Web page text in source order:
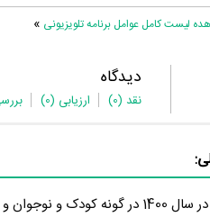
لیست کامل عوامل برنامه تلویزیونی »
دیدگاه
نقد (0) ارزیابی (0)
برنامه تلویزیونی حرف های پرتقالی با